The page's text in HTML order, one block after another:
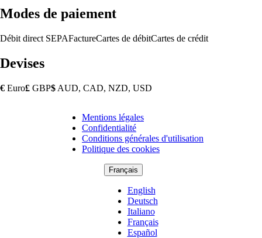
Modes de paiement
Débit direct SEPAFactureCartes de débitCartes de crédit
Devises
€ Euro£ GBP$ AUD, CAD, NZD, USD
Copyright
Footer
Mentions légales
Confidentialité
Conditions générales d'utilisation
Politique des cookies
Français
English
Deutsch
Italiano
Français
Español